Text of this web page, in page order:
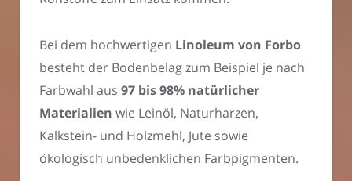
Bei dem hochwertigen Linoleum von Forbo
besteht der Bodenbelag zum Beispiel je nach
Farbwahl aus 97 bis 98% natürlicher
Materialien wie Leinöl, Naturharzen,
Kalkstein- und Holzmehl, Jute sowie
ökologisch unbedenklichen Farbpigmenten.